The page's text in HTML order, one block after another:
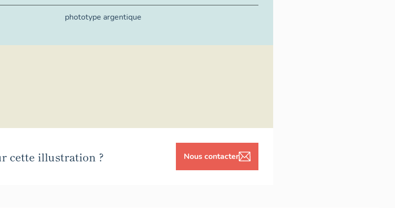
phototype argentique
cette illustration ? Nous contacter